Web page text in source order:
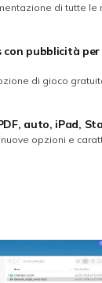
di tutte le
con pubblicità per
di gioco
auto, iPad,
opzioni e